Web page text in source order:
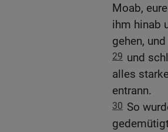
Moab,
ihm hinab
gehen,
29 und
alles
entrann.
30 So